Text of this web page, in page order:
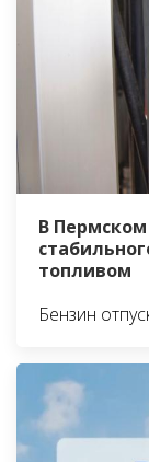
В
топливом
Бензин